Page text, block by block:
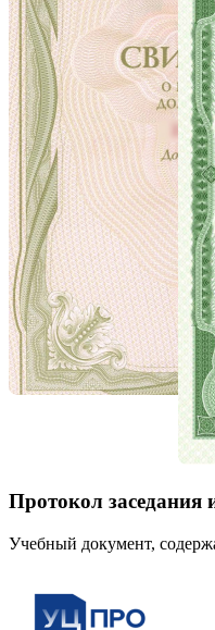
Протокол заседания
Учебный документ,